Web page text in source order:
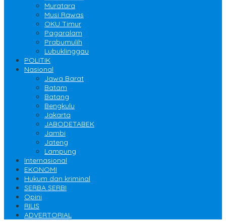
Muratara
Musi Rawas
OKU Timur
Pagaralam
Prabumulih
Lubuklinggau
POLITIK
Nasional
Jawa Barat
Batam
Batang
Bengkulu
Jakarta
JABODETABEK
Jambi
Jateng
Lampung
Internasional
EKONOMI
Hukum dan kriminal
SERBA SERBI
Opini
RILIS
ADVERTORIAL